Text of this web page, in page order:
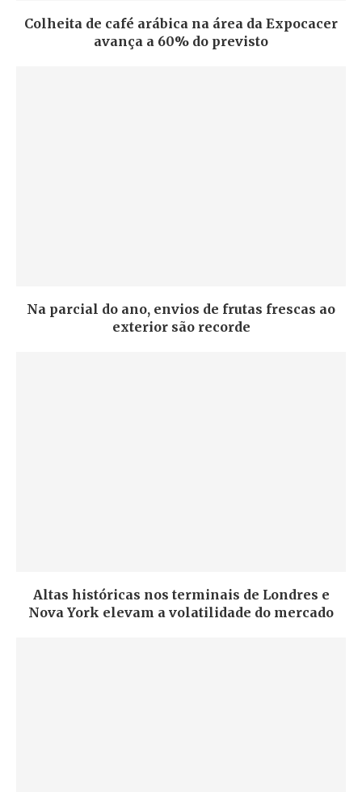
Colheita de café arábica na área da Expocacer
avança a 60% do previsto
Na parcial do ano, envios de frutas frescas ao
exterior são recorde
Altas históricas nos terminais de Londres e
Nova York elevam a volatilidade do mercado